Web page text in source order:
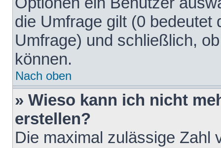
die Umfrage gilt (0 bedeutet
Umfrage) und schließlich,
können.
Nach oben
» Wieso kann ich nicht
erstellen?
Die maximal zulässige Zahl